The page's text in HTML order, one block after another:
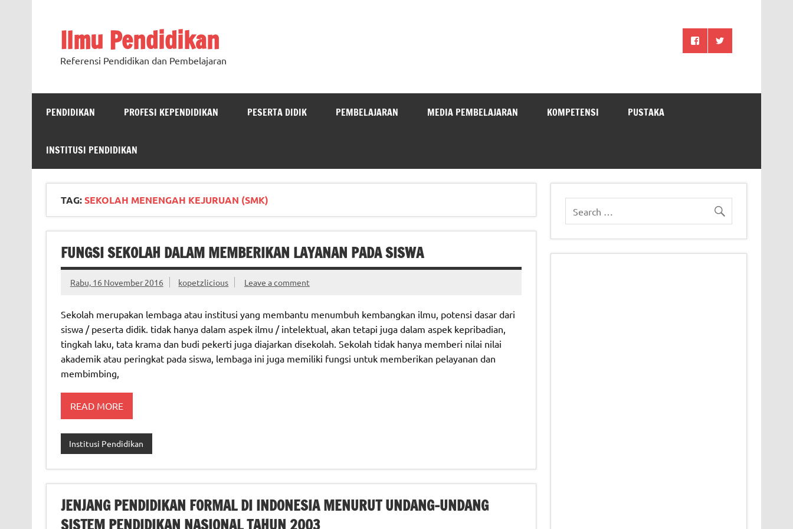
Ilmu Pendidikan
Referensi Pendidikan dan Pembelajaran
PENDIDIKAN PROFESI KEPENDIDIKAN PESERTA DIDIK PEMBELAJARAN MEDIA PEMBELAJARAN KOMPETENSI PUSTAKA
INSTITUSI PENDIDIKAN
TAG:SEKOLAH MENENGAH KEJURUAN (SMK)
FUNGSI SEKOLAH DALAM MEMBERIKAN LAYANAN PADA SISWA
Rabu, 16 November 2016 kopetzlicious Leave a comment
Sekolah merupakan lembaga atau institusi yang membantu menumbuh kembangkan ilmu, potensi dasar dari
siswa / peserta didik. tidak hanya dalam aspek ilmu / intelektual, akan tetapi juga dalam aspek kepribadian,
tingkah laku, tata krama dan budi pekerti juga diajarkan disekolah. Sekolah tidak hanya memberi nilai nilai
akademik atau peringkat pada siswa, lembaga ini juga memiliki fungsi untuk memberikan pelayanan dan
membimbing,
READ MORE
Institusi Pendidikan
JENJANG PENDIDIKAN FORMAL DI INDONESIA MENURUT UNDANG-UNDANG
SISTEM PENDIDIKAN NASIONAL TAHUN 2003